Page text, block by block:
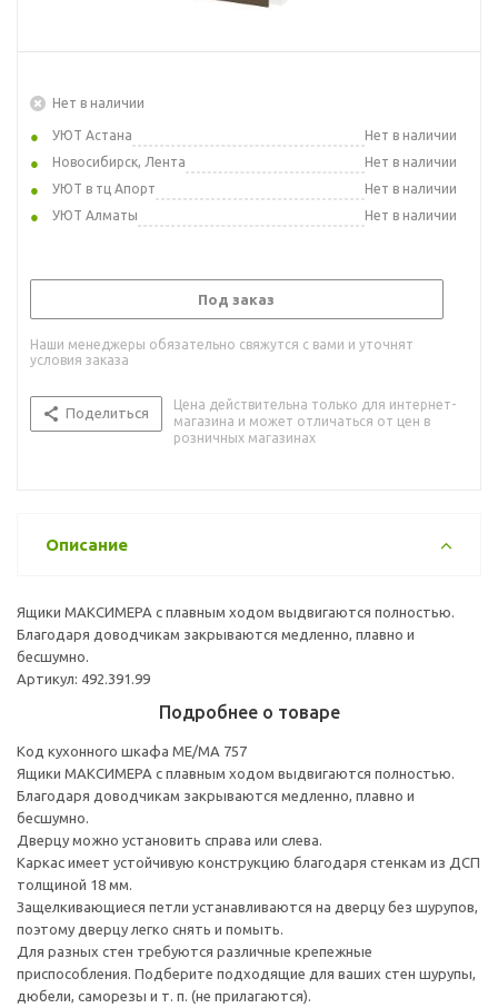
Нет в наличии
УЮТ Астана
Нет в наличии
Новосибирск, Лента
Нет в наличии
УЮТ в тц Апорт
Нет в наличии
УЮТ Алматы
Нет в наличии
Под заказ
Наши менеджеры обязательно свяжутся с вами и уточнят
условия заказа
Поделиться
Цена действительна только для интернет-
магазина и может отличаться от цен в
розничных магазинах
Описание
Ящики МАКСИМЕРА с плавным ходом выдвигаются полностью.
Благодаря доводчикам закрываются медленно, плавно и
бесшумно.
Артикул: 492.391.99
Подробнее о товаре
Код кухонного шкафа ME/MA 757
Ящики МАКСИМЕРА с плавным ходом выдвигаются полностью.
Благодаря доводчикам закрываются медленно, плавно и
бесшумно.
Дверцу можно установить справа или слева.
Каркас имеет устойчивую конструкцию благодаря стенкам из ДСП
толщиной 18 мм.
Защелкивающиеся петли устанавливаются на дверцу без шурупов,
поэтому дверцу легко снять и помыть.
Для разных стен требуются различные крепежные
приспособления. Подберите подходящие для ваших стен шурупы,
дюбели, саморезы и т. п. (не прилагаются).